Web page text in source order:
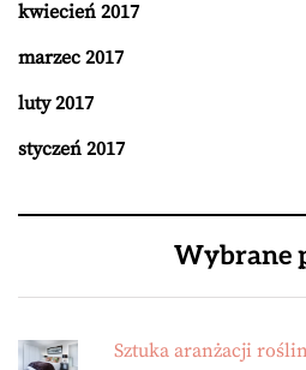
kwiecień 2017
marzec 2017
luty 2017
styczeń 2017
Wybrane
Sztuka aranżacji